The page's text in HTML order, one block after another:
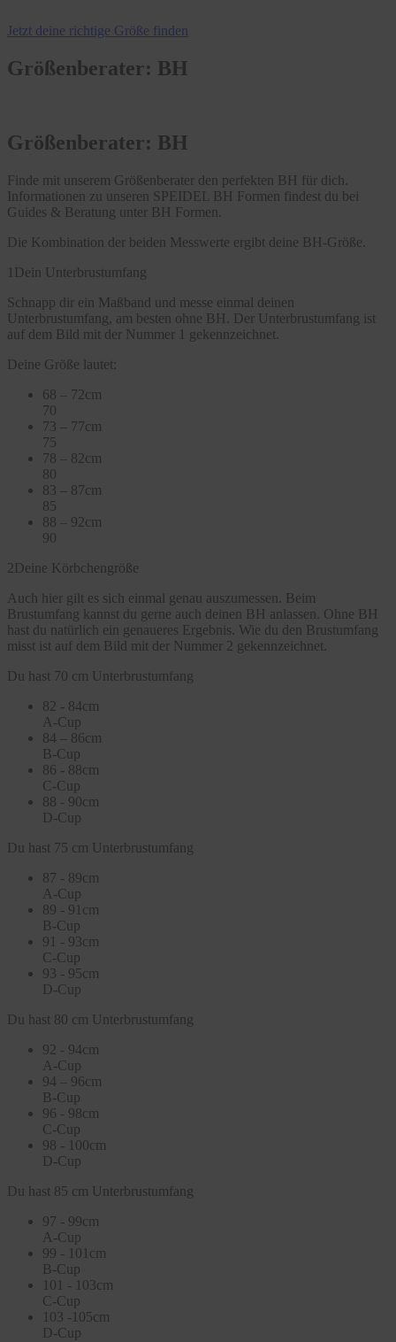
Jetzt deine richtige Größe finden
Größenberater: BH
Größenberater: BH
Finde mit unserem Größenberater den perfekten BH für dich.
Informationen zu unseren SPEIDEL BH Formen findest du bei
Guides & Beratung unter BH Formen.
Die Kombination der beiden Messwerte ergibt deine BH-Größe.
1 Dein Unterbrustumfang
Schnapp dir ein Maßband und messe einmal deinen
Unterbrustumfang, am besten ohne BH. Der Unterbrustumfang ist
auf dem Bild mit der Nummer 1 gekennzeichnet.
Deine Größe lautet:
68 – 72cm
70
73 – 77cm
75
78 – 82cm
80
83 – 87cm
85
88 – 92cm
90
2Deine Körbchengröße
Auch hier gilt es sich einmal genau auszumessen. Beim
Brustumfang kannst du gerne auch deinen BH anlassen. Ohne BH
hast du natürlich ein genaueres Ergebnis. Wie du den Brustumfang
misst ist auf dem Bild mit der Nummer 2 gekennzeichnet.
Du hast 70 cm Unterbrustumfang
82 - 84cm
A-Cup
84 – 86cm
B-Cup
86 - 88cm
C-Cup
88 - 90cm
D-Cup
Du hast 75 cm Unterbrustumfang
87 - 89cm
A-Cup
89 - 91cm
B-Cup
91 - 93cm
C-Cup
93 - 95cm
D-Cup
Du hast 80 cm Unterbrustumfang
92 - 94cm
A-Cup
94 – 96cm
B-Cup
96 - 98cm
C-Cup
98 - 100cm
D-Cup
Du hast 85 cm Unterbrustumfang
97 - 99cm
A-Cup
99 - 101cm
B-Cup
101 - 103cm
C-Cup
103 -105cm
D-Cup